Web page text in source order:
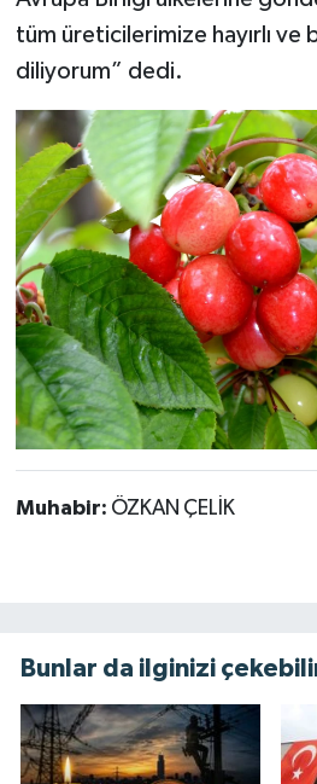
tüm üreticilerimize hayırlı ve
diliyorum” dedi.
Muhabir: ÖZKAN ÇELİK
Bunlar da ilginizi